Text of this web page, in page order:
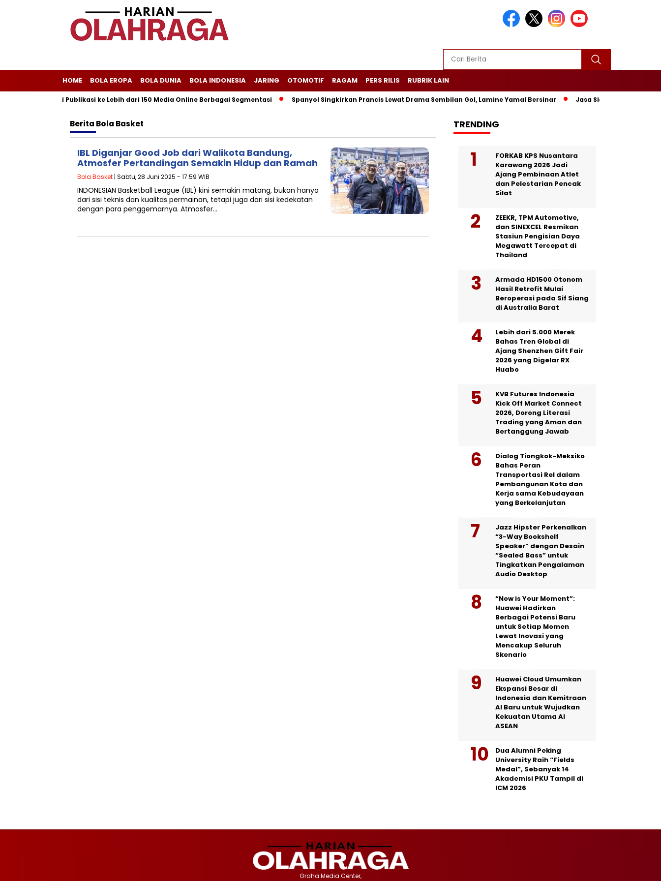
HOME BOLA EROPA BOLA DUNIA BOLA INDONESIA JARING OTOMOTIF RAGAM PERS RILIS RUBRIK LAIN
Melayani Publikasi ke Lebih dari 150 Media Online Berbagai Segmentasi Spanyol Singkirkan Prancis Lewat Drama Sembilan Gol, Lamine Yamal Bersinar Jasa Siaran Pers
Berita Bola Basket
IBL Diganjar Good Job dari Walikota Bandung,
Atmosfer Pertandingan Semakin Hidup dan Ramah
Bola Basket | Sabtu, 28 Juni 2025 - 17:59 WIB
INDONESIAN Basketball League (IBL) kini semakin matang, bukan hanya
dari sisi teknis dan kualitas permainan, tetapi juga dari sisi kedekatan
dengan para penggemarnya. Atmosfer…
TRENDING
FORKAB KPS Nusantara
Karawang 2026 Jadi
Ajang Pembinaan Atlet
dan Pelestarian Pencak
Silat
ZEEKR, TPM Automotive,
dan SINEXCEL Resmikan
Stasiun Pengisian Daya
Megawatt Tercepat di
Thailand
Armada HD1500 Otonom
Hasil Retrofit Mulai
Beroperasi pada Sif Siang
di Australia Barat
Lebih dari 5.000 Merek
Bahas Tren Global di
Ajang Shenzhen Gift Fair
2026 yang Digelar RX
Huabo
KVB Futures Indonesia
Kick Off Market Connect
2026, Dorong Literasi
Trading yang Aman dan
Bertanggung Jawab
Dialog Tiongkok-Meksiko
Bahas Peran
Transportasi Rel dalam
Pembangunan Kota dan
Kerja sama Kebudayaan
yang Berkelanjutan
Jazz Hipster Perkenalkan
“3-Way Bookshelf
Speaker” dengan Desain
“Sealed Bass” untuk
Tingkatkan Pengalaman
Audio Desktop
“Now is Your Moment”:
Huawei Hadirkan
Berbagai Potensi Baru
untuk Setiap Momen
Lewat Inovasi yang
Mencakup Seluruh
Skenario
Huawei Cloud Umumkan
Ekspansi Besar di
Indonesia dan Kemitraan
AI Baru untuk Wujudkan
Kekuatan Utama AI
ASEAN
Dua Alumni Peking
University Raih “Fields
Medal”, Sebanyak 14
Akademisi PKU Tampil di
ICM 2026
Graha Media Center,